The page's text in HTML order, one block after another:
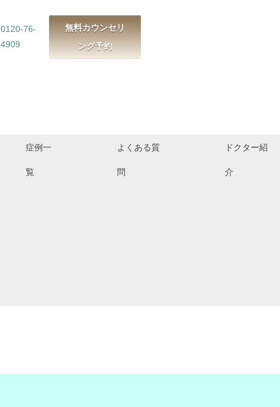
0120-76-
4909
無料カウンセリ
ング予約
症例一
覧
よくある質
問
ドクター紹
介